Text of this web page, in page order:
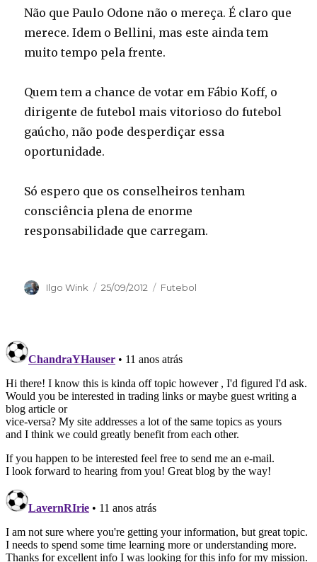
Não que Paulo Odone não o mereça. É claro que
merece. Idem o Bellini, mas este ainda tem
muito tempo pela frente.
Quem tem a chance de votar em Fábio Koff, o
dirigente de futebol mais vitorioso do futebol
gaúcho, não pode desperdiçar essa
oportunidade.
Só espero que os conselheiros tenham
consciência plena de enorme
responsabilidade que carregam.
Autor
Ilgo Wink
Publicado
25/09/2012 Categorias
Futebol